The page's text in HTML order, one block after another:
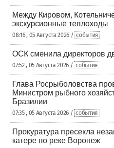
Между Кировом,
экскурсионные теплоходы
08:16 , 05 Августа 2026 / события
ОСК сменила директоров
07:52 , 05 Августа 2026 / события
Глава Росрыболовства
Министром рыбного
Бразилии
07:35 , 05 Августа 2026 / события
Прокуратура пресекла
катере по реке Воронеж